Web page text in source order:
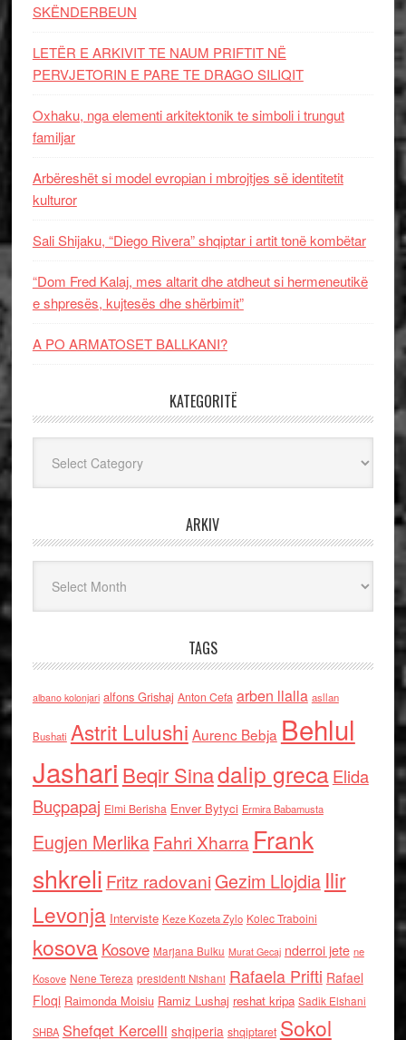
SKËNDERBEUN
LETËR E ARKIVIT TE NAUM PRIFTIT NË
PERVJETORIN E PARE TE DRAGO SILIQIT
Oxhaku, nga elementi arkitektonik te simboli i trungut
familjar
Arbëreshët si model evropian i mbrojtjes së identitetit
kulturor
Sali Shijaku, “Diego Rivera” shqiptar i artit tonë kombëtar
“Dom Fred Kalaj, mes altarit dhe atdheut si hermeneutikë
e shpresës, kujtesës dhe shërbimit”
A PO ARMATOSET BALLKANI?
KATEGORITË
ARKIV
TAGS
albano kolonjari alfons Grishaj Anton Cefa arben llalla asllan
Bushati Astrit Lulushi Aurenc Bebja Behlul
Jashari Beqir Sinadalip grecaElida
Buçpapaj Elmi Berisha Enver Bytyci Ermira Babamusta
Eugjen MerlikaFahri Xharra Frank
shkreli Fritz radovaniGezim Llojdia Ilir
Levonja Interviste Keze Kozeta Zylo Kolec Traboini
kosova Kosove Marjana Bulku Murat Gecaj nderroi jete ne
Kosove Nene Tereza presidenti Nishani Rafaela Prifti Rafael
Floqi Raimonda Moisiu Ramiz Lushaj reshat kripa Sadik Elshani
SHBA Shefqet Kercelli shqiperia shqiptaret Sokol